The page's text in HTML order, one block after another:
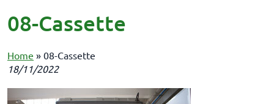
08-Cassette
Home » 08-Cassette
18/11/2022